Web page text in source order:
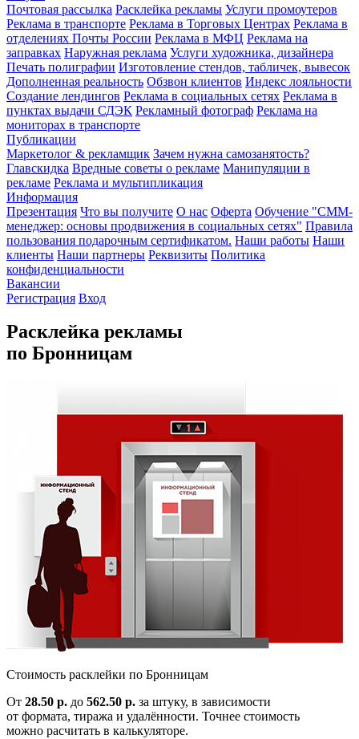
Почтовая рассылка Расклейка рекламы Услуги промоутеров
Реклама в транспорте Реклама в Торговых Центрах Реклама в
отделениях Почты России Реклама в МФЦ Реклама на
заправках Наружная реклама Услуги художника, дизайнера
Печать полиграфии Изготовление стендов, табличек, вывесок
Дополненная реальность Обзвон клиентов Индекс лояльности
Создание лендингов Реклама в социальных сетях Реклама в
пунктах выдачи СДЭК Рекламный фотограф Реклама на
мониторах в транспорте
Публикации
Маркетолог & рекламщик Зачем нужна самозанятость?
Главскидка Вредные советы о рекламе Манипуляции в
рекламе Реклама и мультипликация
Информация
Презентация Что вы получите О нас Оферта Обучение "СМM-
менеджер: основы продвижения в социальных сетях" Правила
пользования подарочным сертификатом. Наши работы Наши
клиенты Наши партнеры Реквизиты Политика
конфиденциальности
Вакансии
Регистрация Вход
Расклейка рекламы
по Бронницам
Cтоимость расклейки по Бронницам
От 28.50 р. до 562.50 р. за штуку, в зависимости
от формата, тиража и удалённости. Точнее стоимость
можно расчитать в калькуляторе.